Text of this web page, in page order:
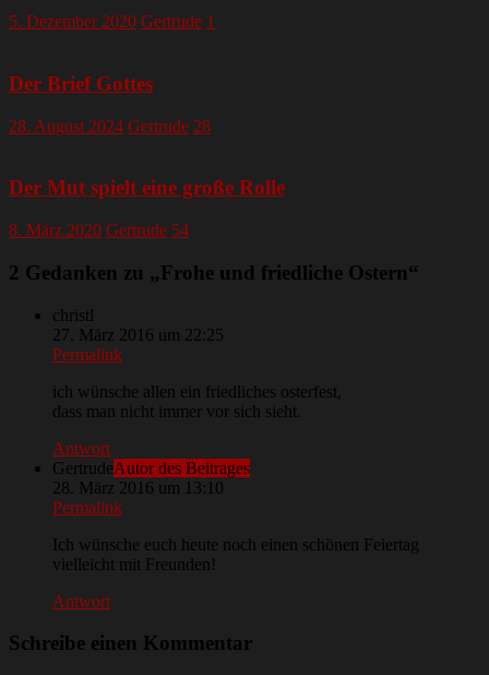
5. Dezember 2020 Gertrude 1
Der Brief Gottes
28. August 2024 Gertrude 28
Der Mut spielt eine große Rolle
8. März 2020 Gertrude 54
2 Gedanken zu „Frohe und friedliche Ostern“
christl
27. März 2016 um 22:25
Permalink
ich wünsche allen ein friedliches osterfest,
dass man nicht immer vor sich sieht.
Antwort
GertrudeAutor des Beitrages
28. März 2016 um 13:10
Permalink
Ich wünsche euch heute noch einen schönen Feiertag
vielleicht mit Freunden!
Antwort
Schreibe einen Kommentar